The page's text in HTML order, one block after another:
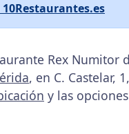
Rex
, en C. Castelar,
y las